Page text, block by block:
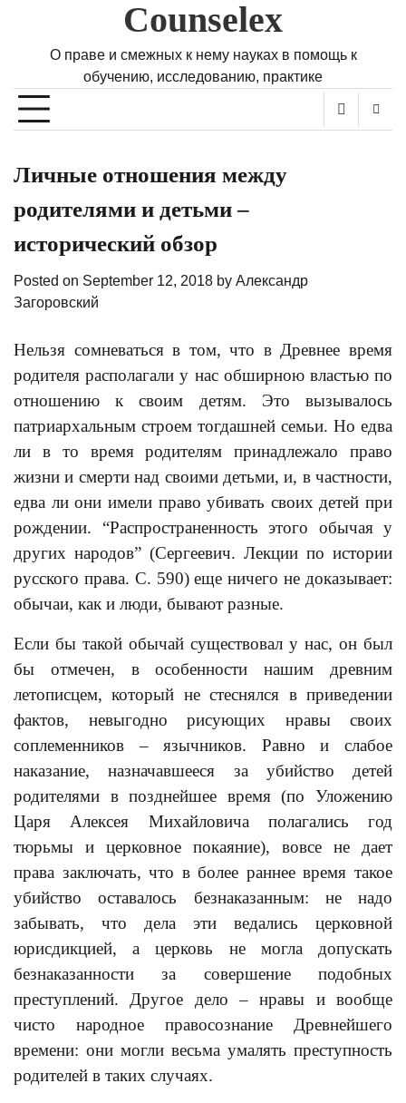
Counselex
О праве и смежных к нему науках в помощь к
обучению, исследованию, практике
Личные отношения между
родителями и детьми –
исторический обзор
Posted on September 12, 2018 by Александр
Загоровский
Нельзя сомневаться в том, что в Древнее время
родителя располагали у нас обширною властью по
отношению к своим детям. Это вызывалось
патриархальным строем тогдашней семьи. Но едва
ли в то время родителям принадлежало право
жизни и смерти над своими детьми, и, в частности,
едва ли они имели право убивать своих детей при
рождении. “Распространенность этого обычая у
других народов” (Сергеевич. Лекции по истории
русского права. С. 590) еще ничего не доказывает:
обычаи, как и люди, бывают разные.
Если бы такой обычай существовал у нас, он был
бы отмечен, в особенности нашим древним
летописцем, который не стеснялся в приведении
фактов, невыгодно рисующих нравы своих
соплеменников – язычников. Равно и слабое
наказание, назначавшееся за убийство детей
родителями в позднейшее время (по Уложению
Царя Алексея Михайловича полагались год
тюрьмы и церковное покаяние), вовсе не дает
права заключать, что в более раннее время такое
убийство оставалось безнаказанным: не надо
забывать, что дела эти ведались церковной
юрисдикцией, а церковь не могла допускать
безнаказанности за совершение подобных
преступлений. Другое дело – нравы и вообще
чисто народное правосознание Древнейшего
времени: они могли весьма умалять преступность
родителей в таких случаях.